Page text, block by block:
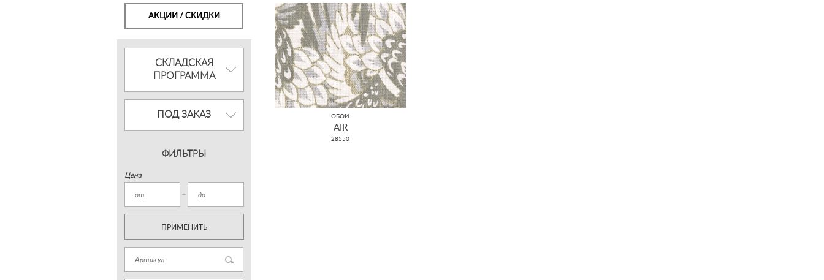
АКЦИИ / СКИДКИ
СКЛАДСКАЯ
ПРОГРАММА
ПОД ЗАКАЗ
ФИЛЬТРЫ
Цена
ПРИМЕНИТЬ
ОБОИ
AIR
28550